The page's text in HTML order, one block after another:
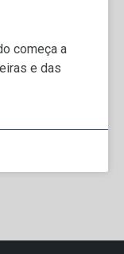
começa a
e das